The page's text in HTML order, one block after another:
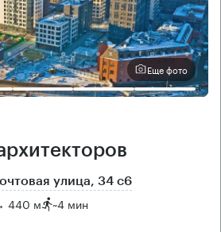
Еще фото
улица, 34 с6
440 м ~4 мин